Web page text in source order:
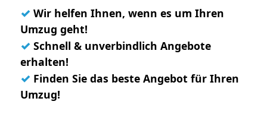
✓ Wir helfen Ihnen, wenn es um Ihren
Umzug geht!
✓ Schnell & unverbindlich Angebote
erhalten!
✓ Finden Sie das beste Angebot für Ihren
Umzug!